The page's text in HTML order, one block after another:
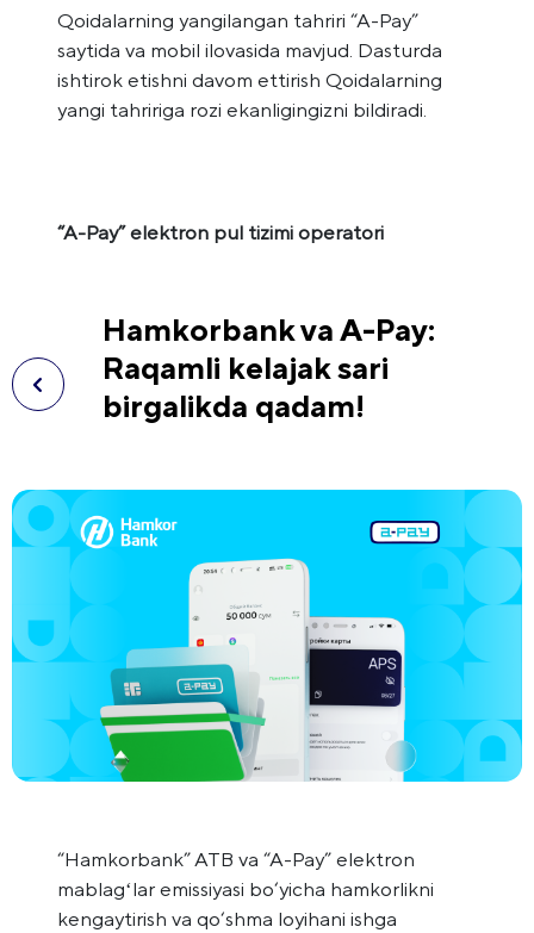
Qoidalarning yangilangan tahriri “A-Pay”
saytida va mobil ilovasida mavjud. Dasturda
ishtirok etishni davom ettirish Qoidalarning
yangi tahririga rozi ekanligingizni bildiradi.
“A-Pay” elektron pul tizimi operatori
Hamkorbank va A-Pay:
Raqamli kelajak sari
birgalikda qadam!
“Hamkorbank” ATB va “A-Pay” elektron
mablagʻlar emissiyasi bo‘yicha hamkorlikni
kengaytirish va qo‘shma loyihani ishga